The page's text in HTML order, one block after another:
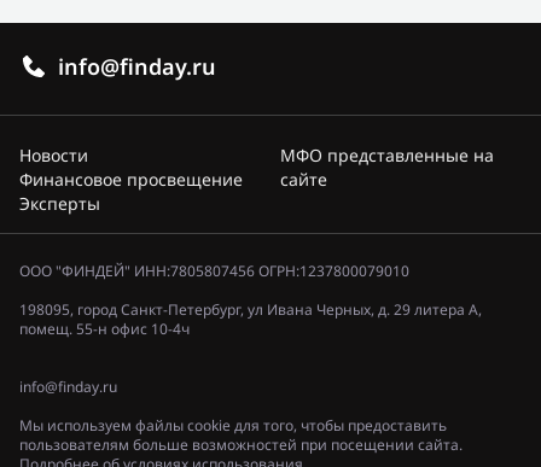
info@finday.ru
Новости
Финансовое просвещение
Эксперты
МФО представленные на
сайте
ООО "ФИНДЕЙ" ИНН:7805807456 ОГРН:1237800079010
198095, город Санкт-Петербург, ул Ивана Черных, д. 29 литера А,
помещ. 55-н офис 10-4ч
info@finday.ru
Мы используем файлы cookie для того, чтобы предоставить
пользователям больше возможностей при посещении сайта.